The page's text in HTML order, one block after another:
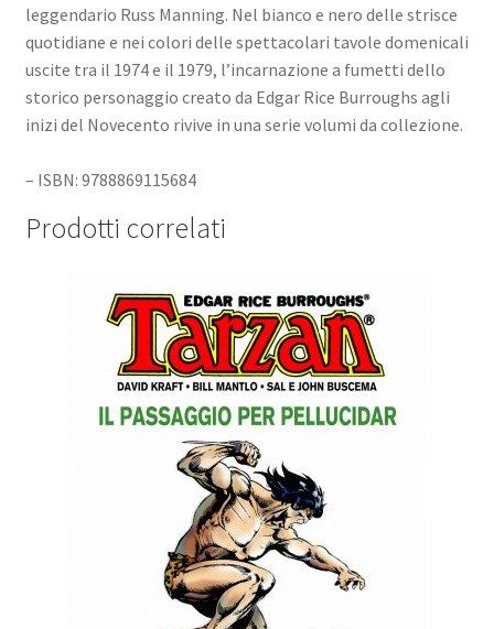
leggendario Russ Manning. Nel bianco e nero delle strisce
quotidiane e nei colori delle spettacolari tavole domenicali
uscite tra il 1974 e il 1979, l’incarnazione a fumetti dello
storico personaggio creato da Edgar Rice Burroughs agli
inizi del Novecento rivive in una serie volumi da collezione.
– ISBN: 9788869115684
Prodotti correlati